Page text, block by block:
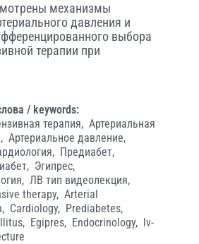
механизмы
давления и
выбора
терапии при
/ keywords:
терапия, Артериальная
Артериальное давление,
Предиабет,
Эгипрес,
ЛВ тип видеолекция,
therapy, Arterial
Cardiology, Prediabetes,
Egipres, Endocrinology, lv-